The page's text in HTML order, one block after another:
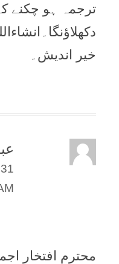
ترجمہ ہو چکنے
خیر اندیش۔
محترم افتخار